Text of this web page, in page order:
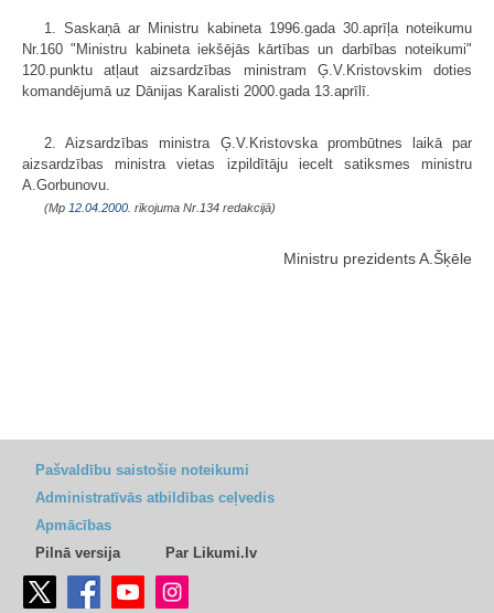
1. Saskaņā ar Ministru kabineta 1996.gada 30.aprīļa noteikumu
Nr.160 "Ministru kabineta iekšējās kārtības un darbības noteikumi"
120.punktu atļaut aizsardzības ministram Ģ.V.Kristovskim doties
komandējumā uz Dānijas Karalisti 2000.gada 13.aprīlī.
2. Aizsardzības ministra Ģ.V.Kristovska prombūtnes laikā par
aizsardzības ministra vietas izpildītāju iecelt satiksmes ministru
A.Gorbunovu.
(Mp 12.04.2000. rīkojuma Nr.134 redakcijā)
Ministru prezidents A.Šķēle
Pašvaldību saistošie noteikumi
Administratīvās atbildības ceļvedis
Apmācības
Pilnā versija
Par Likumi.lv